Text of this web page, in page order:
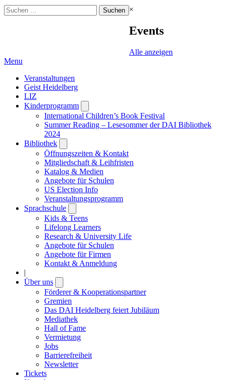
Suchen
nach:
×
Events
Alle anzeigen
Menu
Veranstaltungen
Geist Heidelberg
LIZ
Kinderprogramm
submenu
International Children’s Book Festival
Summer Reading – Lesesommer der DAI Bibliothek
2024
Bibliothek
submenu
Öffnungszeiten & Kontakt
Mitgliedschaft & Leihfristen
Katalog & Medien
Angebote für Schulen
US Election Info
Veranstaltungsprogramm
Sprachschule
submenu
Kids & Teens
Lifelong Learners
Research & University Life
Angebote für Schulen
Angebote für Firmen
Kontakt & Anmeldung
|
Über uns
submenu
Förderer & Kooperationspartner
Gremien
Das DAI Heidelberg feiert Jubiläum
Mediathek
Hall of Fame
Vermietung
Jobs
Barrierefreiheit
Newsletter
Tickets